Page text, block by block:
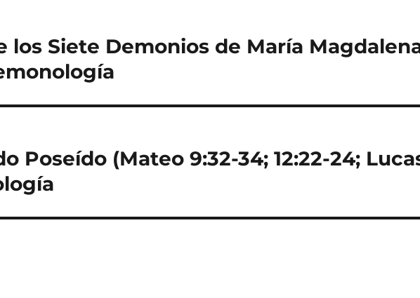
los Siete Demonios de María
Poseído (Mateo 9:32-34; 12:22-24;